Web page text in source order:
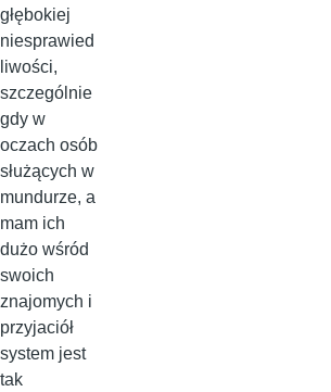
głębokiej
niesprawied
liwości,
szczególnie
gdy w
oczach osób
służących w
mundurze, a
mam ich
dużo wśród
swoich
znajomych i
przyjaciół
system jest
tak